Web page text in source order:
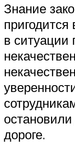
Знание
в ситуации
дороге.